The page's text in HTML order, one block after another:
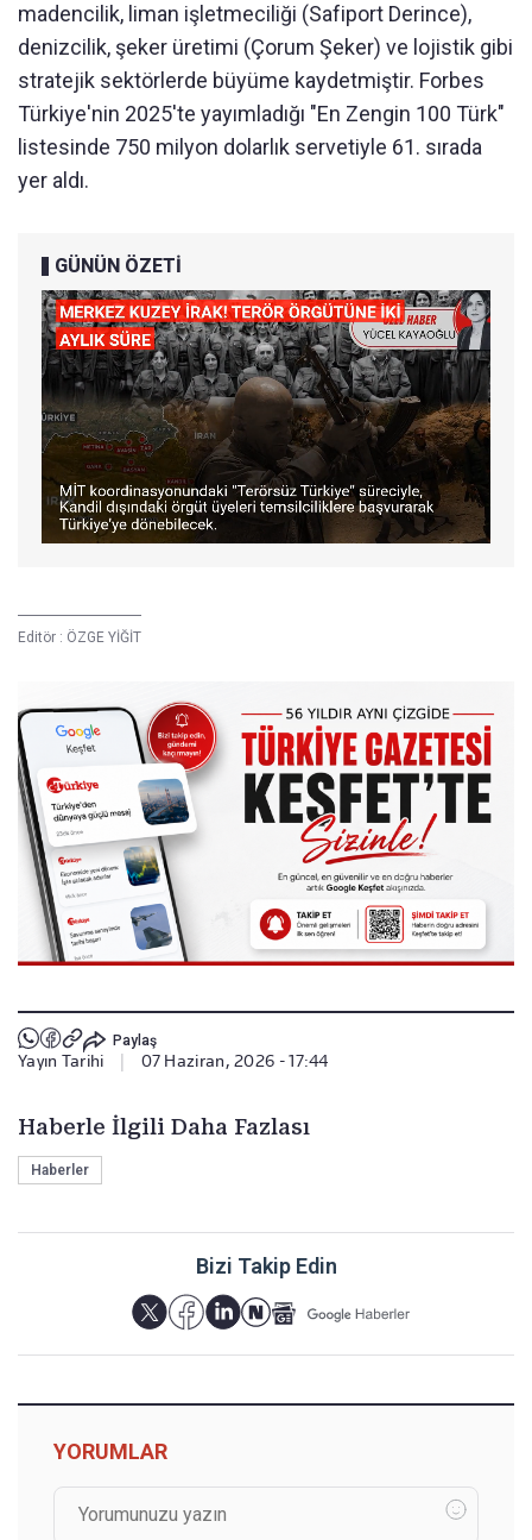
madencilik, liman işletmeciliği (Safiport Derince),
denizcilik, şeker üretimi (Çorum Şeker) ve lojistik gibi
stratejik sektörlerde büyüme kaydetmiştir. Forbes
Türkiye'nin 2025'te yayımladığı "En Zengin 100 Türk"
listesinde 750 milyon dolarlık servetiyle 61. sırada
yer aldı.
GÜNÜN ÖZETİ
Editör : ÖZGE YİĞİT
Paylaş
Yayın Tarihi 07 Haziran, 2026 - 17:44
Haberle İlgili Daha Fazlası
Haberler
Bizi Takip Edin
YORUMLAR